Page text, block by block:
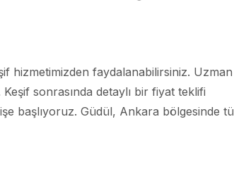
hizmetimizden faydalanabilirsiniz. Uzman
sonrasında detaylı bir fiyat teklifi
başlıyoruz. Güdül, Ankara bölgesinde